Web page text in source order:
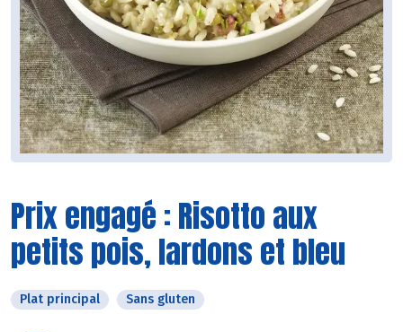
Prix engagé : Risotto aux
petits pois, lardons et bleu
Plat principal Sans gluten